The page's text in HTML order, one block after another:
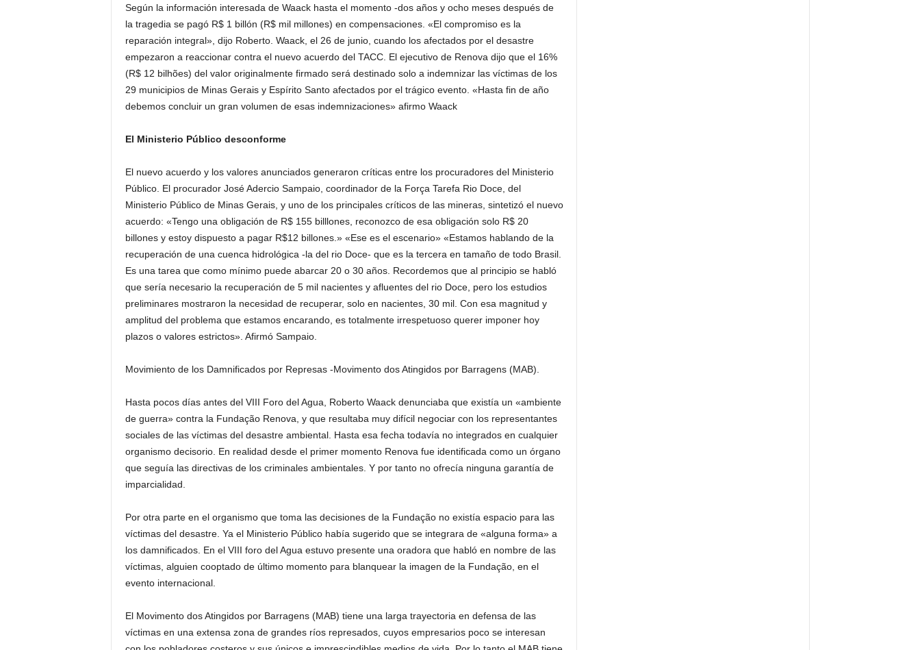
Según la información interesada de Waack hasta el momento -dos años y ocho meses después de
la tragedia se pagó R$ 1 billón (R$ mil millones) en compensaciones. «El compromiso es la
reparación integral», dijo Roberto. Waack, el 26 de junio, cuando los afectados por el desastre
empezaron a reaccionar contra el nuevo acuerdo del TACC. El ejecutivo de Renova dijo que el 16%
(R$ 12 bilhões) del valor originalmente firmado será destinado solo a indemnizar las víctimas de los
29 municipios de Minas Gerais y Espírito Santo afectados por el trágico evento. «Hasta fin de año
debemos concluir un gran volumen de esas indemnizaciones» afirmo Waack
El Ministerio Público desconforme
El nuevo acuerdo y los valores anunciados generaron críticas entre los procuradores del Ministerio
Público. El procurador José Adercio Sampaio, coordinador de la Força Tarefa Rio Doce, del
Ministerio Público de Minas Gerais, y uno de los principales críticos de las mineras, sintetizó el nuevo
acuerdo: «Tengo una obligación de R$ 155 billlones, reconozco de esa obligación solo R$ 20
billones y estoy dispuesto a pagar R$12 billones.» «Ese es el escenario» «Estamos hablando de la
recuperación de una cuenca hidrológica -la del rio Doce- que es la tercera en tamaño de todo Brasil.
Es una tarea que como mínimo puede abarcar 20 o 30 años. Recordemos que al principio se habló
que sería necesario la recuperación de 5 mil nacientes y afluentes del rio Doce, pero los estudios
preliminares mostraron la necesidad de recuperar, solo en nacientes, 30 mil. Con esa magnitud y
amplitud del problema que estamos encarando, es totalmente irrespetuoso querer imponer hoy
plazos o valores estrictos». Afirmó Sampaio.
Movimiento de los Damnificados por Represas -Movimento dos Atingidos por Barragens (MAB).
Hasta pocos días antes del VIII Foro del Agua, Roberto Waack denunciaba que existía un «ambiente
de guerra» contra la Fundação Renova, y que resultaba muy difícil negociar con los representantes
sociales de las víctimas del desastre ambiental. Hasta esa fecha todavía no integrados en cualquier
organismo decisorio. En realidad desde el primer momento Renova fue identificada como un órgano
que seguía las directivas de los criminales ambientales. Y por tanto no ofrecía ninguna garantía de
imparcialidad.
Por otra parte en el organismo que toma las decisiones de la Fundação no existía espacio para las
víctimas del desastre. Ya el Ministerio Público había sugerido que se integrara de «alguna forma» a
los damnificados. En el VIII foro del Agua estuvo presente una oradora que habló en nombre de las
víctimas, alguien cooptado de último momento para blanquear la imagen de la Fundação, en el
evento internacional.
El Movimento dos Atingidos por Barragens (MAB) tiene una larga trayectoria en defensa de las
víctimas en una extensa zona de grandes ríos represados, cuyos empresarios poco se interesan